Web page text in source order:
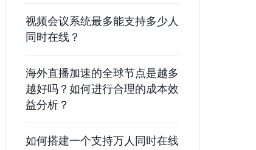
视频会议系统最多能支持多少人
同时在线？
海外直播加速的全球节点是越多
越好吗？如何进行合理的成本效
益分析？
如何搭建一个支持万人同时在线